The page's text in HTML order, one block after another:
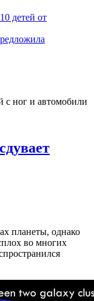
детей от
планеты, однако
во многих